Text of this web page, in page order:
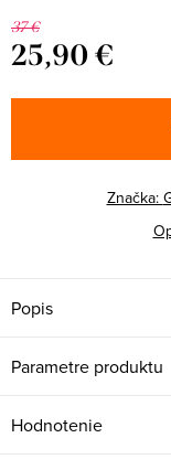
37 €
25,90 €
cena:
Značka:
Popis
Parametre produktu
Hodnotenie